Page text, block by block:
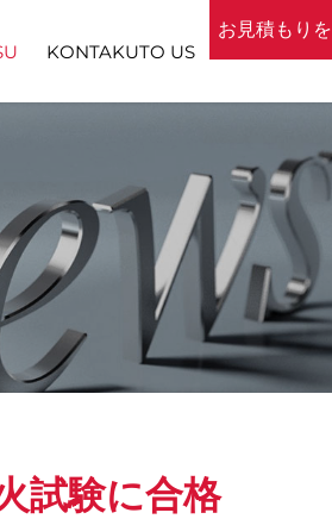
KONTAKUTO US
お見積もりを
試験に合格